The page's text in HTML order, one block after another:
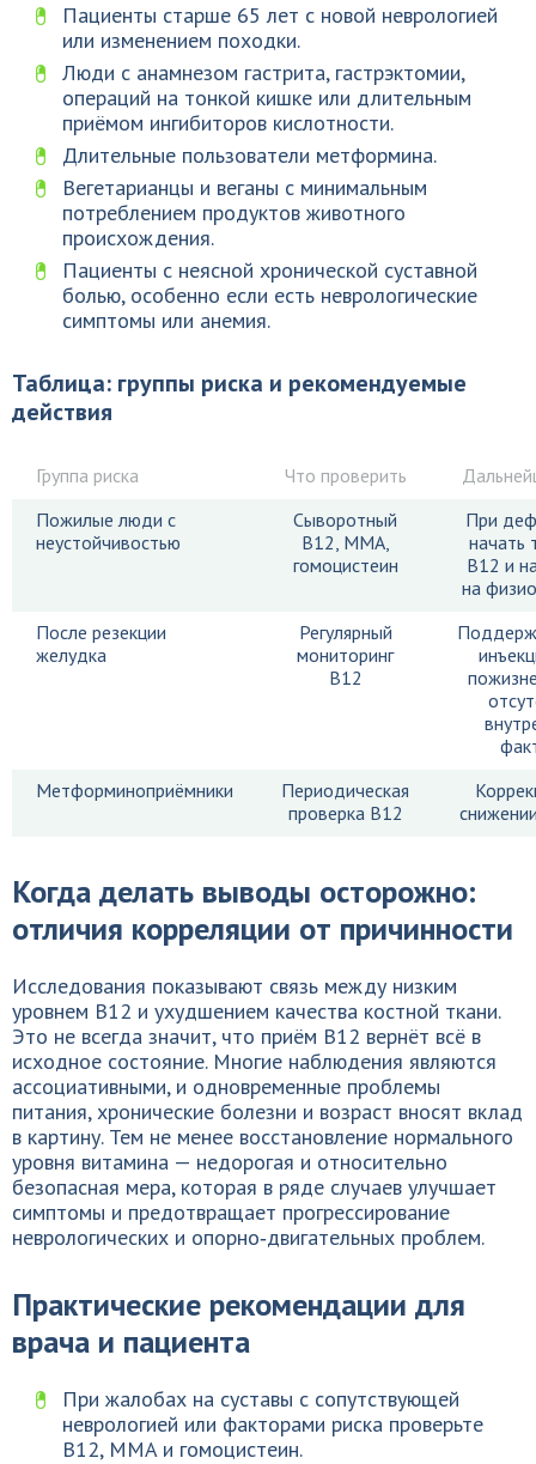
Пациенты старше 65 лет с новой неврологией
или изменением походки.
Люди с анамнезом гастрита, гастрэктомии,
операций на тонкой кишке или длительным
приёмом ингибиторов кислотности.
Длительные пользователи метформина.
Вегетарианцы и веганы с минимальным
потреблением продуктов животного
происхождения.
Пациенты с неясной хронической суставной
болью, особенно если есть неврологические
симптомы или анемия.
Таблица: группы риска и рекомендуемые
действия
Группа риска Что проверить
Пожилые люди с
неустойчивостью
Сыворотный
B12, MMA,
гомоцистеин
При
начать
B12 и
на
После резекции
желудка
Регулярный
мониторинг
B12
Метформиноприёмники
Периодическая
проверка B12
Когда делать выводы осторожно:
отличия корреляции от причинности
Исследования показывают связь между низким
уровнем B12 и ухудшением качества костной ткани.
Это не всегда значит, что приём B12 вернёт всё в
исходное состояние. Многие наблюдения являются
ассоциативными, и одновременные проблемы
питания, хронические болезни и возраст вносят вклад
в картину. Тем не менее восстановление нормального
уровня витамина — недорогая и относительно
безопасная мера, которая в ряде случаев улучшает
симптомы и предотвращает прогрессирование
неврологических и опорно‑двигательных проблем.
Практические рекомендации для
врача и пациента
При жалобах на суставы с сопутствующей
неврологией или факторами риска проверьте
B12, MMA и гомоцистеин.